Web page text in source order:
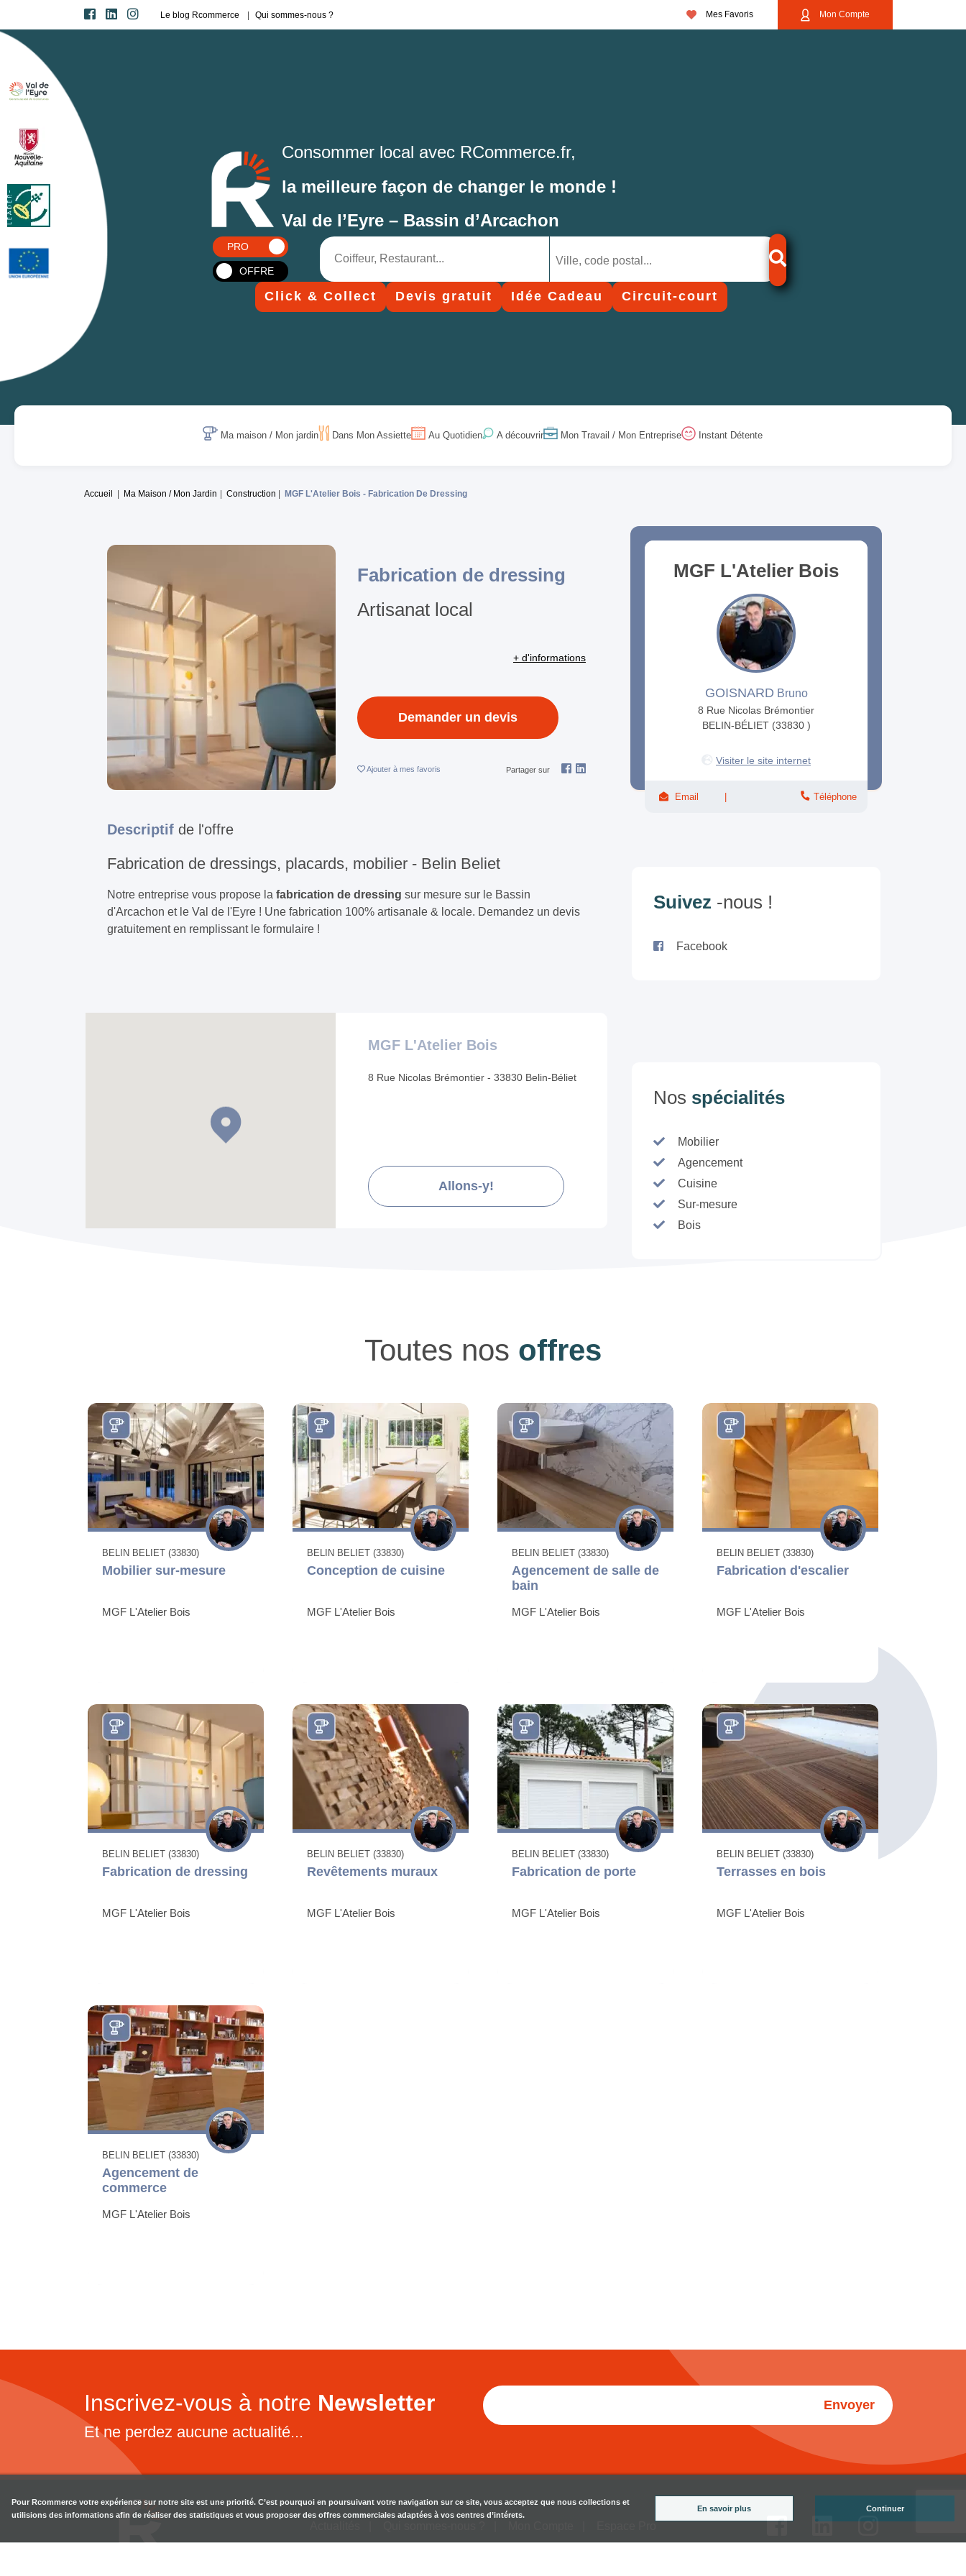
Le blog Rcommerce Qui sommes-nous ? Mes Favoris Mon Compte
Consommer local avec RCommerce.fr,
la meilleure façon de changer le monde !
Val de l’Eyre – Bassin d’Arcachon
PRO
OFFRE
Click & Collect Devis gratuit Idée Cadeau Circuit-court
Ma maison / Mon jardin Dans Mon Assiette Au Quotidien A découvrir Mon Travail / Mon Entreprise Instant Détente
Accueil Ma Maison / Mon Jardin Construction MGF L'Atelier Bois - Fabrication De Dressing
Fabrication de dressing
Artisanat local
+ d'informations
Demander un devis
Ajouter à mes favoris Partager sur
Descriptif de l'offre
Fabrication de dressings, placards, mobilier - Belin Beliet
Notre entreprise vous propose la fabrication de dressing sur mesure sur le Bassin
d'Arcachon et le Val de l'Eyre ! Une fabrication 100% artisanale & locale. Demandez un devis
gratuitement en remplissant le formulaire !
MGF L'Atelier Bois
8 Rue Nicolas Brémontier - 33830 Belin-Béliet
Allons-y!
MGF L'Atelier Bois
GOISNARD Bruno
8 Rue Nicolas Brémontier
BELIN-BÉLIET (33830 )
Visiter le site internet
Email Téléphone
Suivez -nous !
Facebook
Nos spécialités
Mobilier
Agencement
Cuisine
Sur-mesure
Bois
Toutes nos offres
BELIN BELIET (33830)
Mobilier sur-mesure
MGF L'Atelier Bois
BELIN BELIET (33830)
Conception de cuisine
MGF L'Atelier Bois
BELIN BELIET (33830)
Agencement de salle de
bain
MGF L'Atelier Bois
BELIN BELIET (33830)
Fabrication d'escalier
MGF L'Atelier Bois
BELIN BELIET (33830)
Fabrication de dressing
MGF L'Atelier Bois
BELIN BELIET (33830)
Revêtements muraux
MGF L'Atelier Bois
BELIN BELIET (33830)
Fabrication de porte
MGF L'Atelier Bois
BELIN BELIET (33830)
Terrasses en bois
MGF L'Atelier Bois
BELIN BELIET (33830)
Agencement de
commerce
MGF L'Atelier Bois
Inscrivez-vous à notre Newsletter
Et ne perdez aucune actualité...
Envoyer
Pour Rcommerce votre expérience sur notre site est une priorité. C’est pourquoi en poursuivant votre navigation sur ce site, vous acceptez que nous collections et
utilisions des informations afin de réaliser des statistiques et vous proposer des offres commerciales adaptées à vos centres d’intérets.
En savoir plus Continuer